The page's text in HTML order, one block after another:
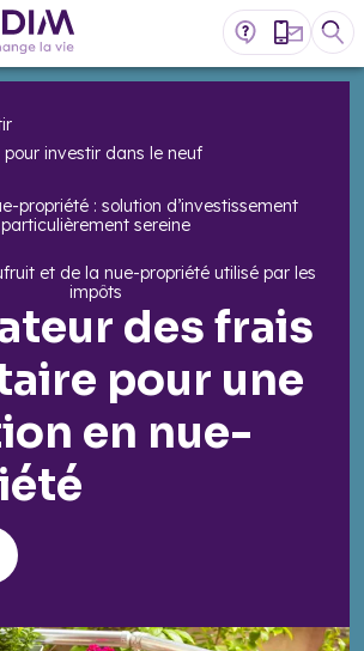
pour investir dans le neuf
propriété : solution d’investissement
particulièrement sereine
et de la nue-propriété utilisé par les
impôts
des frais
pour une
en nue-